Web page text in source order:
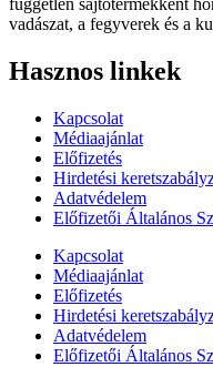
független sajtótermékként
vadászat, a fegyverek és a
Hasznos linkek
Kapcsolat
Médiaajánlat
Előfizetés
Hirdetési
Adatvédelem
Előfizetői Általános
Kapcsolat
Médiaajánlat
Előfizetés
Hirdetési
Adatvédelem
Előfizetői Általános